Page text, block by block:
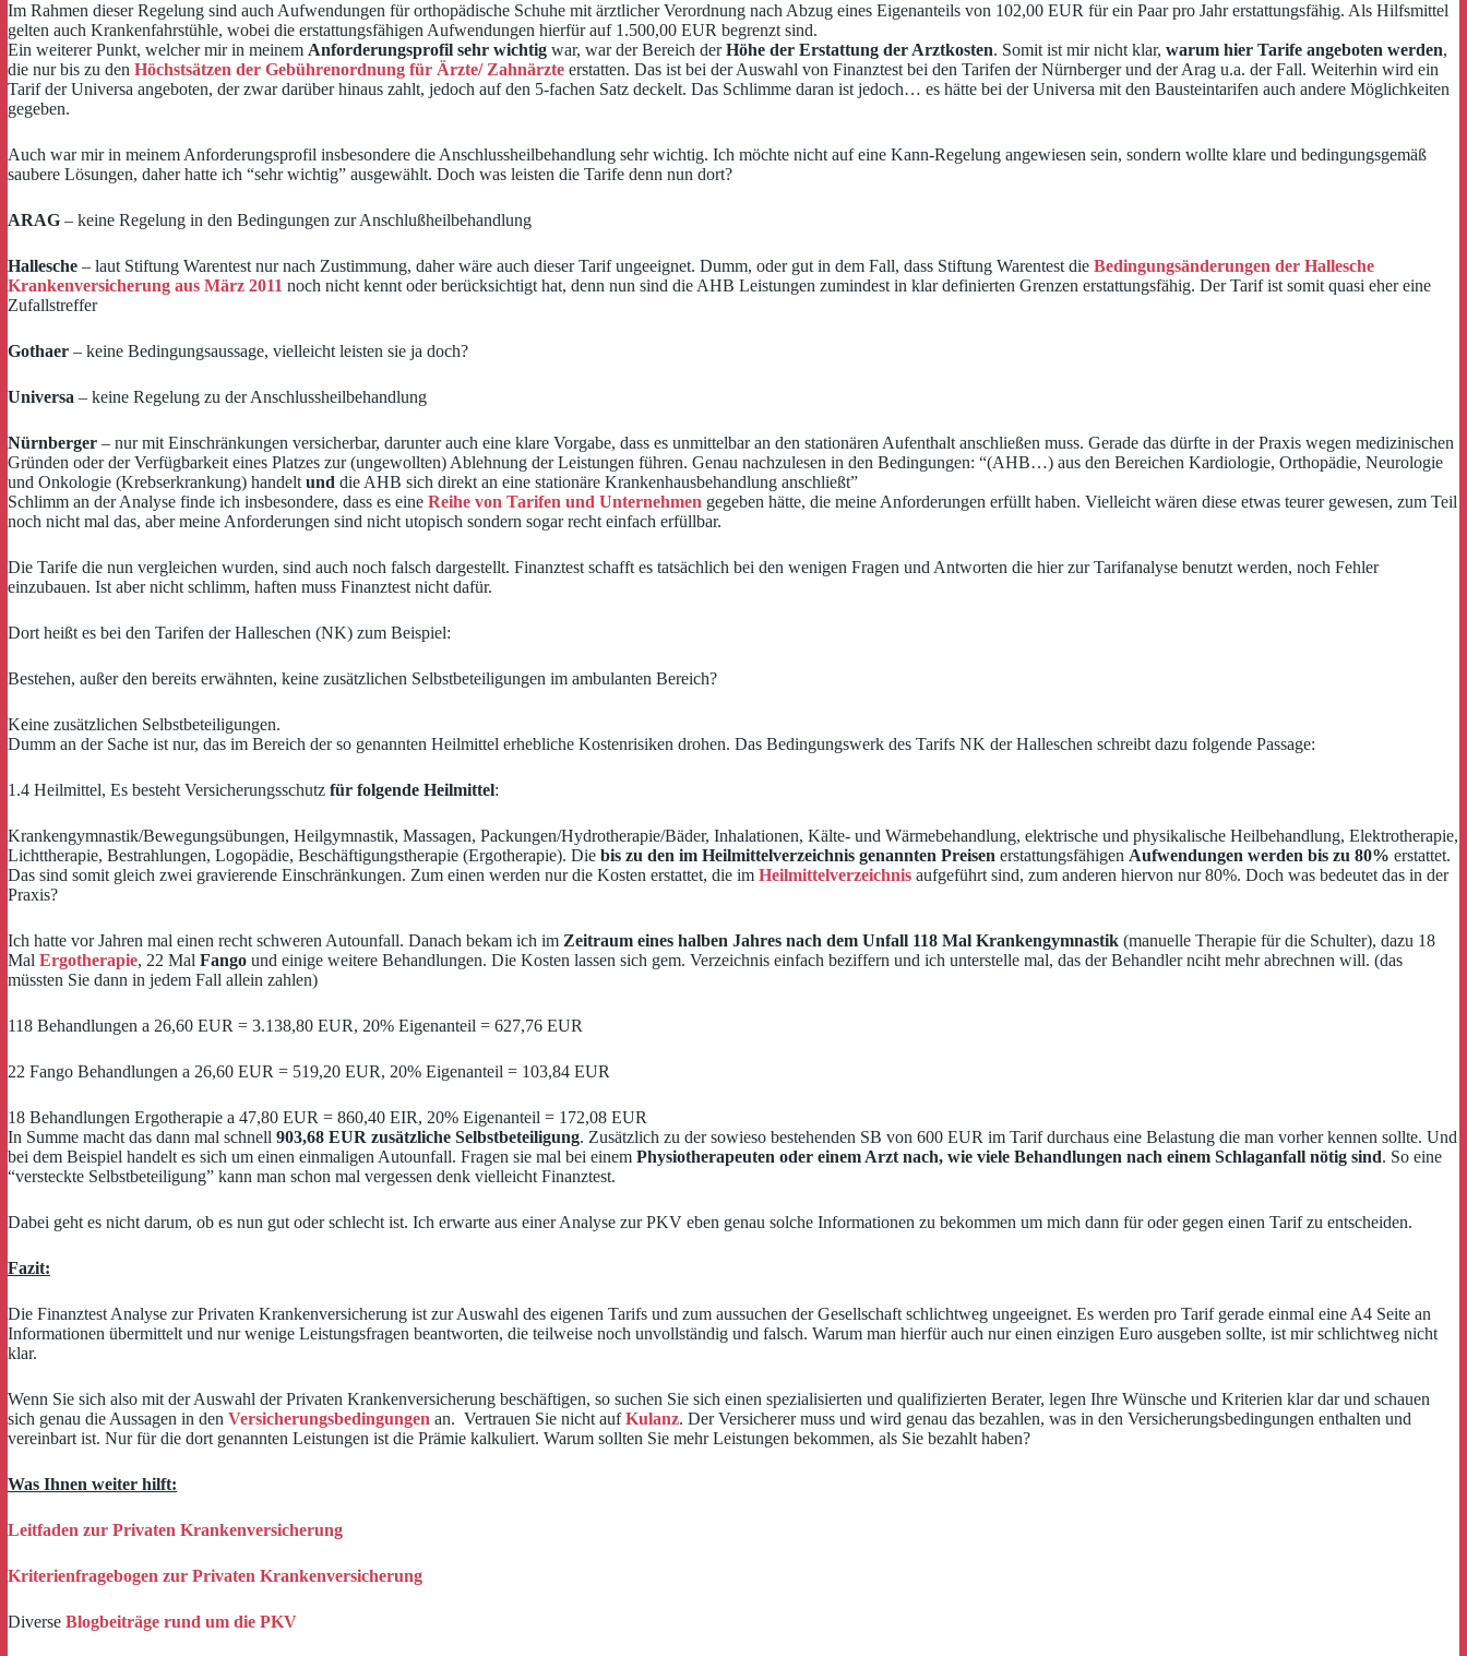
Im Rahmen dieser Regelung sind auch Aufwendungen für orthopädische Schuhe mit ärztlicher Verordnung nach Abzug eines Eigenanteils von 102,00 EUR für ein Paar pro Jahr erstattungsfähig. Als Hilfsmittel
gelten auch Krankenfahrstühle, wobei die erstattungsfähigen Aufwendungen hierfür auf 1.500,00 EUR begrenzt sind.
Ein weiterer Punkt, welcher mir in meinem Anforderungsprofil sehr wichtig war, war der Bereich derHöhe der Erstattung der Arztkosten. Somit ist mir nicht klar, warum hier Tarife angeboten werden,
die nur bis zu den Höchstsätzen der Gebührenordnung für Ärzte/ Zahnärzte erstatten. Das ist bei der Auswahl von Finanztest bei den Tarifen der Nürnberger und der Arag u.a. der Fall. Weiterhin wird ein
Tarif der Universa angeboten, der zwar darüber hinaus zahlt, jedoch auf den 5-fachen Satz deckelt. Das Schlimme daran ist jedoch… es hätte bei der Universa mit den Bausteintarifen auch andere Möglichkeiten
gegeben.
Auch war mir in meinem Anforderungsprofil insbesondere die Anschlussheilbehandlung sehr wichtig. Ich möchte nicht auf eine Kann-Regelung angewiesen sein, sondern wollte klare und bedingungsgemäß
saubere Lösungen, daher hatte ich “sehr wichtig” ausgewählt. Doch was leisten die Tarife denn nun dort?
ARAG – keine Regelung in den Bedingungen zur Anschlußheilbehandlung
Hallesche – laut Stiftung Warentest nur nach Zustimmung, daher wäre auch dieser Tarif ungeeignet. Dumm, oder gut in dem Fall, dass Stiftung Warentest die Bedingungsänderungen der Hallesche
Krankenversicherung aus März 2011 noch nicht kennt oder berücksichtigt hat, denn nun sind die AHB Leistungen zumindest in klar definierten Grenzen erstattungsfähig. Der Tarif ist somit quasi eher eine
Zufallstreffer
Gothaer – keine Bedingungsaussage, vielleicht leisten sie ja doch?
Universa – keine Regelung zu der Anschlussheilbehandlung
Nürnberger – nur mit Einschränkungen versicherbar, darunter auch eine klare Vorgabe, dass es unmittelbar an den stationären Aufenthalt anschließen muss. Gerade das dürfte in der Praxis wegen medizinischen
Gründen oder der Verfügbarkeit eines Platzes zur (ungewollten) Ablehnung der Leistungen führen. Genau nachzulesen in den Bedingungen: “(AHB…) aus den Bereichen Kardiologie, Orthopädie, Neurologie
und Onkologie (Krebserkrankung) handelt und die AHB sich direkt an eine stationäre Krankenhausbehandlung anschließt”
Schlimm an der Analyse finde ich insbesondere, dass es eine Reihe von Tarifen und Unternehmen gegeben hätte, die meine Anforderungen erfüllt haben. Vielleicht wären diese etwas teurer gewesen, zum Teil
noch nicht mal das, aber meine Anforderungen sind nicht utopisch sondern sogar recht einfach erfüllbar.
Die Tarife die nun vergleichen wurden, sind auch noch falsch dargestellt. Finanztest schafft es tatsächlich bei den wenigen Fragen und Antworten die hier zur Tarifanalyse benutzt werden, noch Fehler
einzubauen. Ist aber nicht schlimm, haften muss Finanztest nicht dafür.
Dort heißt es bei den Tarifen der Halleschen (NK) zum Beispiel:
Bestehen, außer den bereits erwähnten, keine zusätzlichen Selbstbeteiligungen im ambulanten Bereich?
Keine zusätzlichen Selbstbeteiligungen.
Dumm an der Sache ist nur, das im Bereich der so genannten Heilmittel erhebliche Kostenrisiken drohen. Das Bedingungswerk des Tarifs NK der Halleschen schreibt dazu folgende Passage:
1.4 Heilmittel, Es besteht Versicherungsschutz für folgende Heilmittel:
Krankengymnastik/Bewegungsübungen, Heilgymnastik, Massagen, Packungen/Hydrotherapie/Bäder, Inhalationen, Kälte- und Wärmebehandlung, elektrische und physikalische Heilbehandlung, Elektrotherapie,
Lichttherapie, Bestrahlungen, Logopädie, Beschäftigungstherapie (Ergotherapie). Die bis zu den im Heilmittelverzeichnis genannten Preisen erstattungsfähigen Aufwendungen werden bis zu 80% erstattet.
Das sind somit gleich zwei gravierende Einschränkungen. Zum einen werden nur die Kosten erstattet, die im Heilmittelverzeichnis aufgeführt sind, zum anderen hiervon nur 80%. Doch was bedeutet das in der
Praxis?
Ich hatte vor Jahren mal einen recht schweren Autounfall. Danach bekam ich im Zeitraum eines halben Jahres nach dem Unfall 118 Mal Krankengymnastik (manuelle Therapie für die Schulter), dazu 18
Mal Ergotherapie, 22 Mal Fango und einige weitere Behandlungen. Die Kosten lassen sich gem. Verzeichnis einfach beziffern und ich unterstelle mal, das der Behandler nciht mehr abrechnen will. (das
müssten Sie dann in jedem Fall allein zahlen)
118 Behandlungen a 26,60 EUR = 3.138,80 EUR, 20% Eigenanteil = 627,76 EUR
22 Fango Behandlungen a 26,60 EUR = 519,20 EUR, 20% Eigenanteil = 103,84 EUR
18 Behandlungen Ergotherapie a 47,80 EUR = 860,40 EIR, 20% Eigenanteil = 172,08 EUR
In Summe macht das dann mal schnell 903,68 EUR zusätzliche Selbstbeteiligung. Zusätzlich zu der sowieso bestehenden SB von 600 EUR im Tarif durchaus eine Belastung die man vorher kennen sollte. Und
bei dem Beispiel handelt es sich um einen einmaligen Autounfall. Fragen sie mal bei einem Physiotherapeuten oder einem Arzt nach, wie viele Behandlungen nach einem Schlaganfall nötig sind. So eine
“versteckte Selbstbeteiligung” kann man schon mal vergessen denk vielleicht Finanztest.
Dabei geht es nicht darum, ob es nun gut oder schlecht ist. Ich erwarte aus einer Analyse zur PKV eben genau solche Informationen zu bekommen um mich dann für oder gegen einen Tarif zu entscheiden.
Fazit:
Die Finanztest Analyse zur Privaten Krankenversicherung ist zur Auswahl des eigenen Tarifs und zum aussuchen der Gesellschaft schlichtweg ungeeignet. Es werden pro Tarif gerade einmal eine A4 Seite an
Informationen übermittelt und nur wenige Leistungsfragen beantworten, die teilweise noch unvollständig und falsch. Warum man hierfür auch nur einen einzigen Euro ausgeben sollte, ist mir schlichtweg nicht
klar.
Wenn Sie sich also mit der Auswahl der Privaten Krankenversicherung beschäftigen, so suchen Sie sich einen spezialisierten und qualifizierten Berater, legen Ihre Wünsche und Kriterien klar dar und schauen
sich genau die Aussagen in den Versicherungsbedingungen an. Vertrauen Sie nicht aufKulanz. Der Versicherer muss und wird genau das bezahlen, was in den Versicherungsbedingungen enthalten und
vereinbart ist. Nur für die dort genannten Leistungen ist die Prämie kalkuliert. Warum sollten Sie mehr Leistungen bekommen, als Sie bezahlt haben?
Was Ihnen weiter hilft:
Leitfaden zur Privaten Krankenversicherung
Kriterienfragebogen zur Privaten Krankenversicherung
Diverse Blogbeiträge rund um die PKV